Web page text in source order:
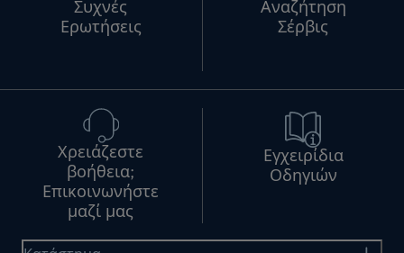
Συχνές
Ερωτήσεις
Αναζήτηση
Σέρβις
Χρειάζεστε
βοήθεια;
Επικοινωνήστε
μαζί μας
Εγχειρίδια
Οδηγιών